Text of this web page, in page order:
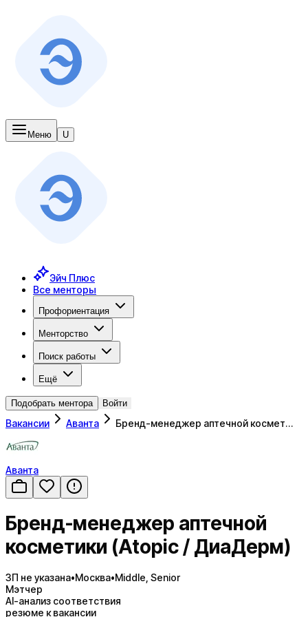
Меню U
Эйч Плюс
Все менторы
Профориентация
Менторство
Поиск работы
Ещё
Подобрать ментора Войти
Вакансии Аванта Бренд-менеджер аптечной космет…
Аванта
Бренд-менеджер аптечной
косметики (Atopic / ДиаДерм)
ЗП не указана•Москва•Middle, Senior
Мэтчер
AI-анализ соответствия
резюме к вакансии